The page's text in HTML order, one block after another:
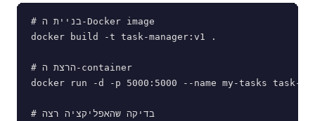
# בניית ה-Docker image
docker build -t task-manager:v1 .
# הרצת ה-container
docker run -d -p 5000:5000 --name my-tasks task-
# בדיקה שהאפליקציה רצה